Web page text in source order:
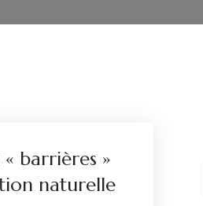
barrières »
naturelle